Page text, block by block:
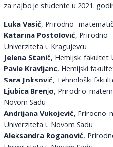
za najbolje studente u 2021.
Luka Vasić, Prirodno -
Katarina Postolović, Prirodno
Univerziteta u Kragujevcu
Jelena Stanić, Hemijski fakultet
Pavle Kravljanc, Hemijski
Sara Joksović, Tehnološki
Ljubica Brenjo, Prirodno-
Novom Sadu
Andrijana Vukojević, Prirodno-
Univerziteta u Novom Sadu
Aleksandra Roganović,